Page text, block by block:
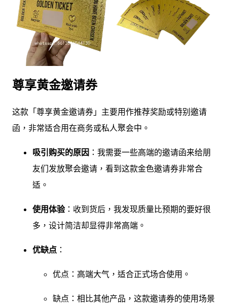
尊享黄金邀请券
这款「尊享黄金邀请券」主要用作推荐奖励或特别邀请
函，非常适合用在商务或私人聚会中。
吸引购买的原因 ：我需要一些高端的邀请函来给朋
友们发放聚会邀请，看到这款金色邀请券非常合
适。
使用体验：收到货后，我发现质量比预期的要好很
多，设计简洁却显得非常高端。
优缺点 ：
优点：高端大气，适合正式场合使用。
缺点：相比其他产品，这款邀请券的使用场景